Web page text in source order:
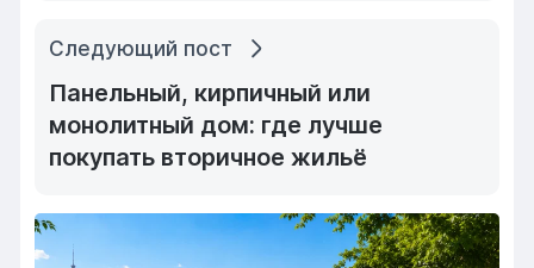
Следующий пост
Панельный, кирпичный или
монолитный дом: где лучше
покупать вторичное жильё